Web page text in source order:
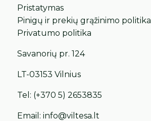
Pristatymas
Pinigų ir prekių grąžinimo politika
Privatumo politika
Savanorių pr. 124
LT-03153 Vilnius
Tel: (+370 5) 2653835
Email:info@viltesa.lt